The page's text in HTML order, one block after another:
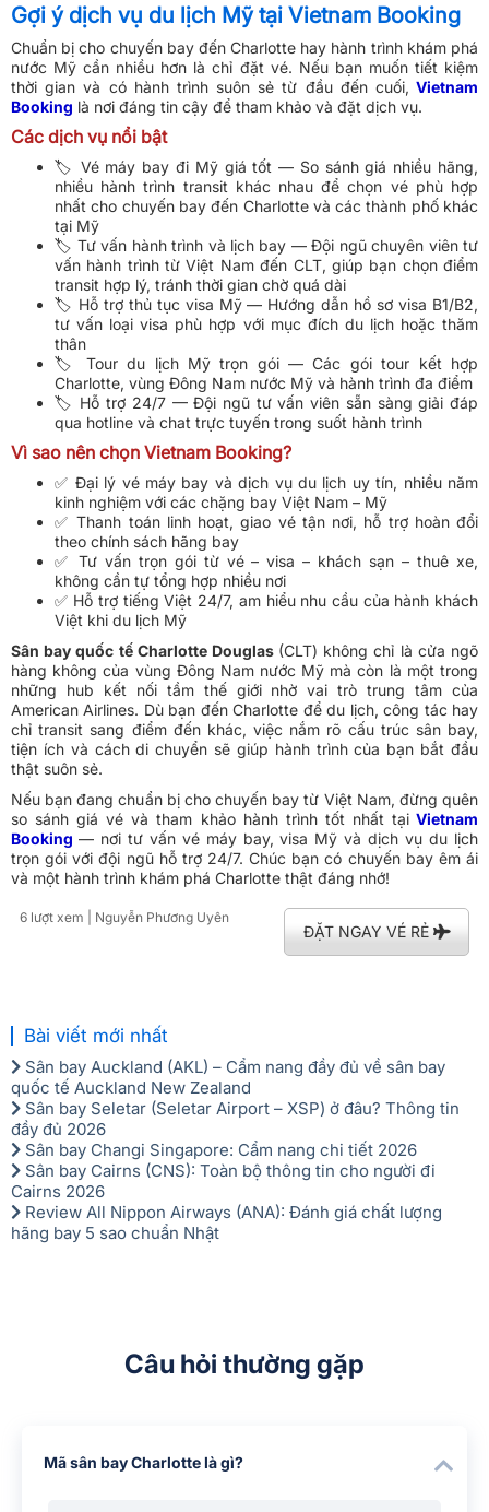
Gợi ý dịch vụ du lịch Mỹ tại Vietnam Booking
Chuẩn bị cho chuyến bay đến Charlotte hay hành trình khám phá
nước Mỹ cần nhiều hơn là chỉ đặt vé. Nếu bạn muốn tiết kiệm
thời gian và có hành trình suôn sẻ từ đầu đến cuối, Vietnam
Booking là nơi đáng tin cậy để tham khảo và đặt dịch vụ.
Các dịch vụ nổi bật
🏷️ Vé máy bay đi Mỹ giá tốt — So sánh giá nhiều hãng,
nhiều hành trình transit khác nhau để chọn vé phù hợp
nhất cho chuyến bay đến Charlotte và các thành phố khác
tại Mỹ
🏷️ Tư vấn hành trình và lịch bay — Đội ngũ chuyên viên tư
vấn hành trình từ Việt Nam đến CLT, giúp bạn chọn điểm
transit hợp lý, tránh thời gian chờ quá dài
🏷️ Hỗ trợ thủ tục visa Mỹ — Hướng dẫn hồ sơ visa B1/B2,
tư vấn loại visa phù hợp với mục đích du lịch hoặc thăm
thân
🏷️ Tour du lịch Mỹ trọn gói — Các gói tour kết hợp
Charlotte, vùng Đông Nam nước Mỹ và hành trình đa điểm
🏷️ Hỗ trợ 24/7 — Đội ngũ tư vấn viên sẵn sàng giải đáp
qua hotline và chat trực tuyến trong suốt hành trình
Vì sao nên chọn Vietnam Booking?
✅ Đại lý vé máy bay và dịch vụ du lịch uy tín, nhiều năm
kinh nghiệm với các chặng bay Việt Nam – Mỹ
✅ Thanh toán linh hoạt, giao vé tận nơi, hỗ trợ hoàn đổi
theo chính sách hãng bay
✅ Tư vấn trọn gói từ vé – visa – khách sạn – thuê xe,
không cần tự tổng hợp nhiều nơi
✅ Hỗ trợ tiếng Việt 24/7, am hiểu nhu cầu của hành khách
Việt khi du lịch Mỹ
Sân bay quốc tế Charlotte Douglas (CLT) không chỉ là cửa ngõ
hàng không của vùng Đông Nam nước Mỹ mà còn là một trong
những hub kết nối tầm thế giới nhờ vai trò trung tâm của
American Airlines. Dù bạn đến Charlotte để du lịch, công tác hay
chỉ transit sang điểm đến khác, việc nắm rõ cấu trúc sân bay,
tiện ích và cách di chuyển sẽ giúp hành trình của bạn bắt đầu
thật suôn sẻ.
Nếu bạn đang chuẩn bị cho chuyến bay từ Việt Nam, đừng quên
so sánh giá vé và tham khảo hành trình tốt nhất tạiVietnam
Booking — nơi tư vấn vé máy bay, visa Mỹ và dịch vụ du lịch
trọn gói với đội ngũ hỗ trợ 24/7. Chúc bạn có chuyến bay êm ái
và một hành trình khám phá Charlotte thật đáng nhớ!
6 lượt xem | Nguyễn Phương Uyên
ĐẶT NGAY VÉ RẺ
Bài viết mới nhất
Sân bay Auckland (AKL) – Cẩm nang đầy đủ về sân bay
quốc tế Auckland New Zealand
Sân bay Seletar (Seletar Airport – XSP) ở đâu? Thông tin
đầy đủ 2026
Sân bay Changi Singapore: Cẩm nang chi tiết 2026
Sân bay Cairns (CNS): Toàn bộ thông tin cho người đi
Cairns 2026
Review All Nippon Airways (ANA): Đánh giá chất lượng
hãng bay 5 sao chuẩn Nhật
Câu hỏi thường gặp
Mã sân bay Charlotte là gì?